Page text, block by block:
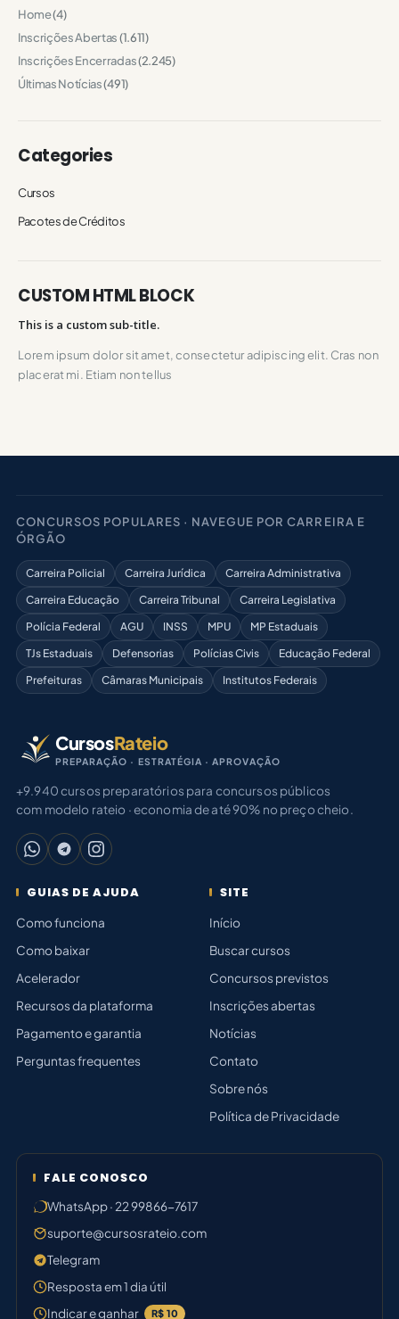
Home(4)
Inscrições Abertas(1.611)
Inscrições Encerradas(2.245)
Últimas Notícias(491)
Categories
Cursos
Pacotes de Créditos
CUSTOM HTML BLOCK
This is a custom sub-title.
Lorem ipsum dolor sit amet, consectetur adipiscing elit. Cras non
placerat mi. Etiam non tellus
CONCURSOS POPULARES · NAVEGUE POR CARREIRA E
ÓRGÃO
Carreira Policial Carreira Jurídica
Carreira Administrativa
Carreira Educação
Carreira Tribunal
Carreira Legislativa
Polícia Federal
AGU INSS MPU
MP Estaduais
TJs Estaduais
Defensorias Polícias Civis
Educação Federal
Prefeituras
Câmaras Municipais Institutos Federais
CursosRateio
PREPARAÇÃO · ESTRATÉGIA · APROVAÇÃO
+9.940 cursos preparatórios para concursos públicos
com modelo rateio · economia de até 90% no preço cheio.
GUIAS DE AJUDA
Como funciona
Como baixar
Acelerador
Recursos da plataforma
Pagamento e garantia
Perguntas frequentes
SITE
Início
Buscar cursos
Concursos previstos
Inscrições abertas
Notícias
Contato
Sobre nós
Política de Privacidade
FALE CONOSCO
WhatsApp · 22 99866-7617
suporte@cursosrateio.com
Telegram
Resposta em 1 dia útil
Indicar e ganhar
R$ 10